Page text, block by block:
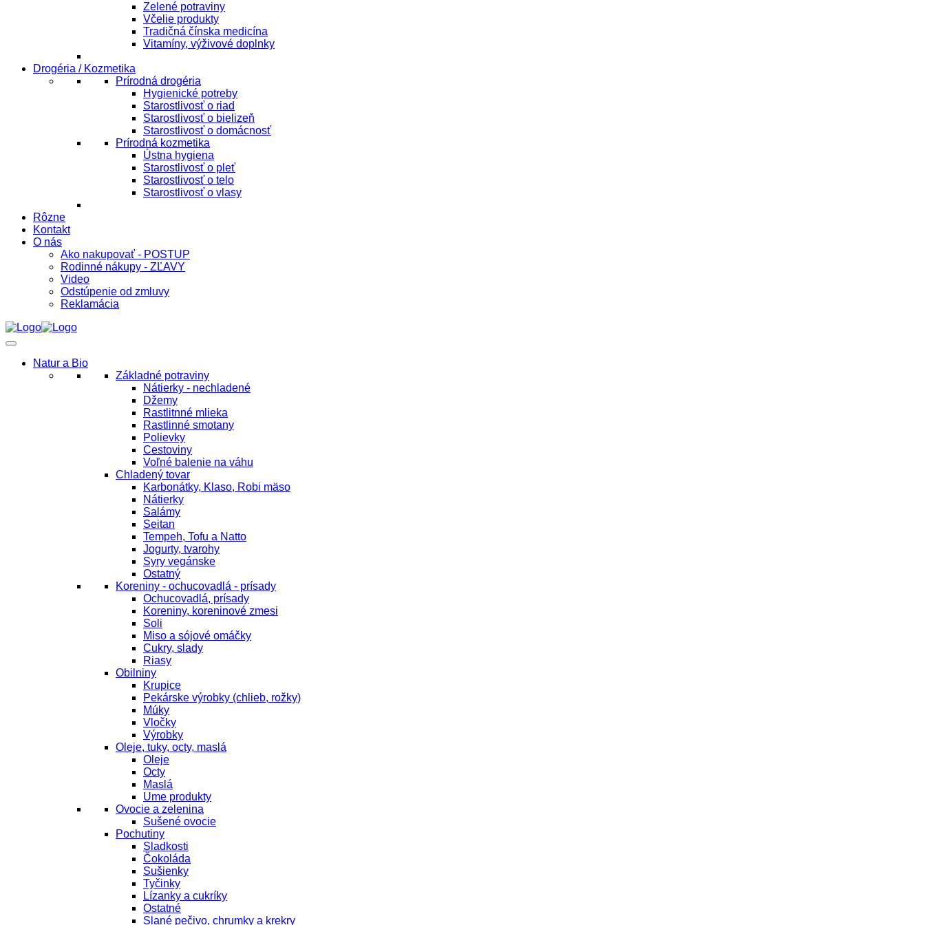
Zelené potraviny
Včelie produkty
Tradičná čínska medicína
Vitamíny, výživové doplnky
Drogéria / Kozmetika
Prírodná drogéria
Hygienické potreby
Starostlivosť o riad
Starostlivosť o bielizeň
Starostlivosť o domácnosť
Prírodná kozmetika
Ústna hygiena
Starostlivosť o pleť
Starostlivosť o telo
Starostlivosť o vlasy
Rôzne
Kontakt
O nás
Ako nakupovať - POSTUP
Rodinné nákupy - ZĽAVY
Video
Odstúpenie od zmluvy
Reklamácia
Natur a Bio
Základné potraviny
Nátierky - nechladené
Džemy
Rastlitnné mlieka
Rastlinné smotany
Polievky
Cestoviny
Voľné balenie na váhu
Chladený tovar
Karbonátky, Klaso, Robi mäso
Nátierky
Salámy
Seitan
Tempeh, Tofu a Natto
Jogurty, tvarohy
Syry vegánske
Ostatný
Koreniny - ochucovadlá - prísady
Ochucovadlá, prísady
Koreniny, koreninové zmesi
Soli
Miso a sójové omáčky
Cukry, slady
Riasy
Obilniny
Krupice
Pekárske výrobky (chlieb, rožky)
Múky
Vločky
Výrobky
Oleje, tuky, octy, maslá
Oleje
Octy
Maslá
Ume produkty
Ovocie a zelenina
Sušené ovocie
Pochutiny
Sladkosti
Čokoláda
Sušienky
Tyčinky
Lízanky a cukríky
Ostatné
Slané pečivo, chrumky a krekry